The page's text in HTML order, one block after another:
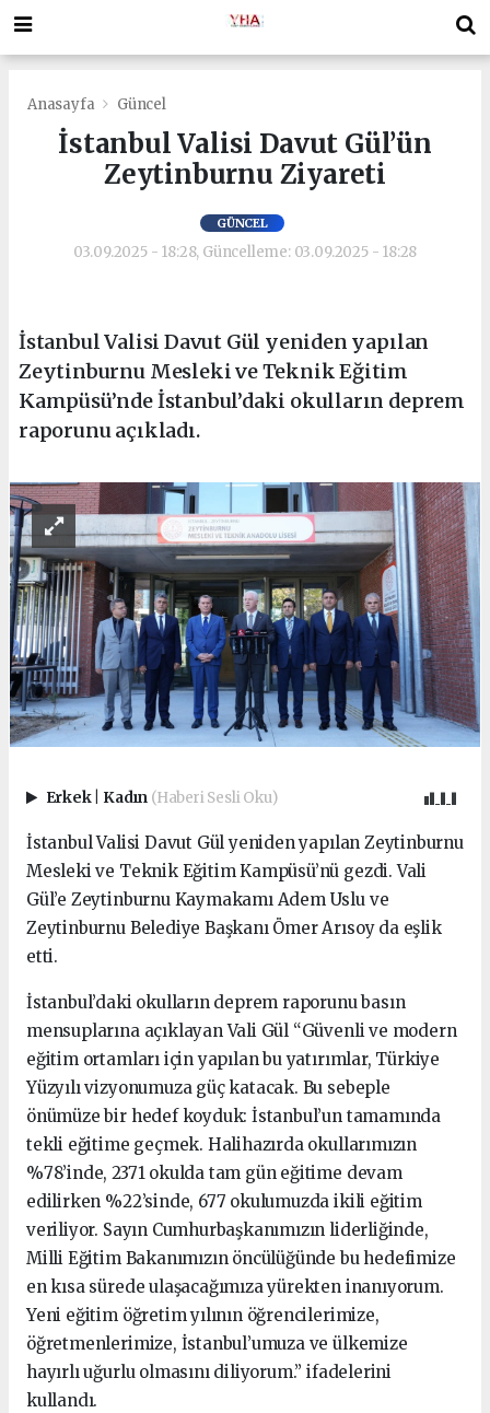
Anasayfa Güncel
İstanbul Valisi Davut Gül’ün
Zeytinburnu Ziyareti
GÜNCEL
03.09.2025 - 18:28, Güncelleme: 03.09.2025 - 18:28
İstanbul Valisi Davut Gül yeniden yapılan
Zeytinburnu Mesleki ve Teknik Eğitim
Kampüsü’nde İstanbul’daki okulların deprem
raporunu açıkladı.
Erkek Kadın (Haberi Sesli Oku)
İstanbul Valisi Davut Gül yeniden yapılan Zeytinburnu
Mesleki ve Teknik Eğitim Kampüsü’nü gezdi. Vali
Gül’e Zeytinburnu Kaymakamı Adem Uslu ve
Zeytinburnu Belediye Başkanı Ömer Arısoy da eşlik
etti.
İstanbul’daki okulların deprem raporunu basın
mensuplarına açıklayan Vali Gül “Güvenli ve modern
eğitim ortamları için yapılan bu yatırımlar, Türkiye
Yüzyılı vizyonumuza güç katacak. Bu sebeple
önümüze bir hedef koyduk: İstanbul’un tamamında
tekli eğitime geçmek. Halihazırda okullarımızın
%78’inde, 2371 okulda tam gün eğitime devam
edilirken %22’sinde, 677 okulumuzda ikili eğitim
veriliyor. Sayın Cumhurbaşkanımızın liderliğinde,
Milli Eğitim Bakanımızın öncülüğünde bu hedefimize
en kısa sürede ulaşacağımıza yürekten inanıyorum.
Yeni eğitim öğretim yılının öğrencilerimize,
öğretmenlerimize, İstanbul’umuza ve ülkemize
hayırlı uğurlu olmasını diliyorum.” ifadelerini
kullandı.